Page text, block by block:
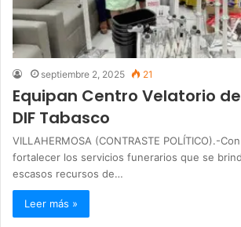
septiembre 2, 2025 21
Equipan Centro Velatorio
DIF Tabasco
VILLAHERMOSA (CONTRASTE POLÍTICO).-
fortalecer los servicios funerarios que se
escasos recursos de…
Leer más »